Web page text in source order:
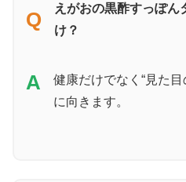
Q
えがおの黒酢すっぽん
け？
A
健康だけでなく“見た
に向きます。